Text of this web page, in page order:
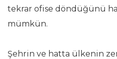
tekrar ofise döndüğünü
mümkün.
Şehrin ve hatta ülkenin